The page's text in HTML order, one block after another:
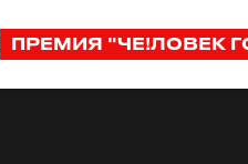
ПРЕМИЯ "ЧЕ!ЛОВЕК